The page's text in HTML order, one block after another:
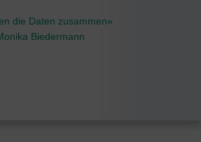
die Daten zusammen»
Biedermann